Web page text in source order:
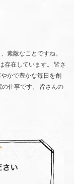
素敵なことですね。
存在しています。 皆さ
かで豊かな毎日を創
仕事です。 皆さんの